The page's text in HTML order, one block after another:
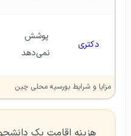
دکتری
نمی‌دهد
مزایا و شرایط بورسیه محلی چین